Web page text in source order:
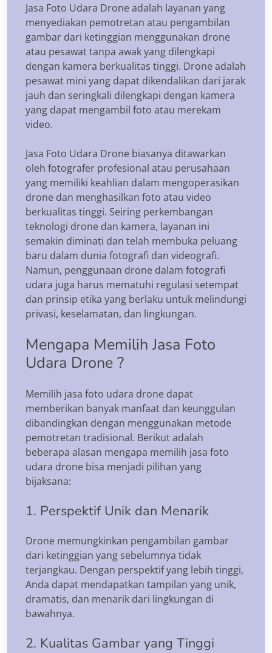
Jasa Foto Udara Drone adalah layanan yang
menyediakan pemotretan atau pengambilan
gambar dari ketinggian menggunakan drone
atau pesawat tanpa awak yang dilengkapi
dengan kamera berkualitas tinggi. Drone adalah
pesawat mini yang dapat dikendalikan dari jarak
jauh dan seringkali dilengkapi dengan kamera
yang dapat mengambil foto atau merekam
video.
Jasa Foto Udara Drone biasanya ditawarkan
oleh fotografer profesional atau perusahaan
yang memiliki keahlian dalam mengoperasikan
drone dan menghasilkan foto atau video
berkualitas tinggi. Seiring perkembangan
teknologi drone dan kamera, layanan ini
semakin diminati dan telah membuka peluang
baru dalam dunia fotografi dan videografi.
Namun, penggunaan drone dalam fotografi
udara juga harus mematuhi regulasi setempat
dan prinsip etika yang berlaku untuk melindungi
privasi, keselamatan, dan lingkungan.
Mengapa Memilih Jasa Foto
Udara Drone ?
Memilih jasa foto udara drone dapat
memberikan banyak manfaat dan keunggulan
dibandingkan dengan menggunakan metode
pemotretan tradisional. Berikut adalah
beberapa alasan mengapa memilih jasa foto
udara drone bisa menjadi pilihan yang
bijaksana:
1. Perspektif Unik dan Menarik
Drone memungkinkan pengambilan gambar
dari ketinggian yang sebelumnya tidak
terjangkau. Dengan perspektif yang lebih tinggi,
Anda dapat mendapatkan tampilan yang unik,
dramatis, dan menarik dari lingkungan di
bawahnya.
2. Kualitas Gambar yang Tinggi